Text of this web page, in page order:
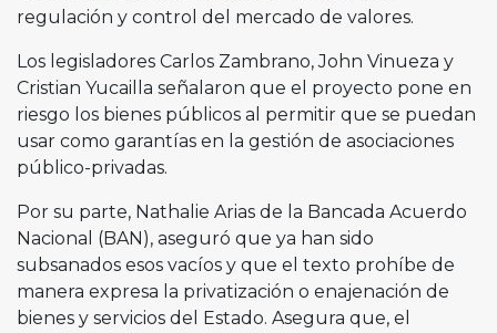
regulación y control del mercado de valores.
Los legisladores Carlos Zambrano, John Vinueza y
Cristian Yucailla señalaron que el proyecto pone en
riesgo los bienes públicos al permitir que se puedan
usar como garantías en la gestión de asociaciones
público-privadas.
Por su parte, Nathalie Arias de la Bancada Acuerdo
Nacional (BAN), aseguró que ya han sido
subsanados esos vacíos y que el texto prohíbe de
manera expresa la privatización o enajenación de
bienes y servicios del Estado. Asegura que, el